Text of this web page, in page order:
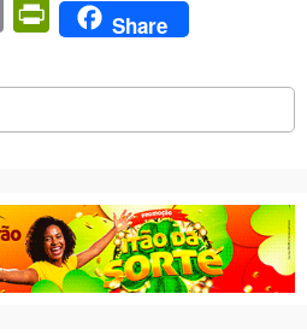
Email PrintFriendly
Share